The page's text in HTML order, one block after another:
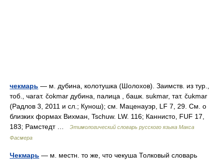
чекмарь — м. дубина, колотушка (Шолохов). Заимств. из тур.,
тоб., чагат. čоkmаr дубина, палица , башк. sukmar, тат. čukmar
(Радлов 3, 2011 и сл.; Кунош); см. Маценауэр, LF 7, 29. См. о
близких формах Вихман, Tschuw. LW. 116; Каннисто, FUF 17,
183; Рамстедт …
Этимологический словарь русского языка Макса
Фасмера
Чекмарь — м. местн. то же, что чекуша Толковый словарь